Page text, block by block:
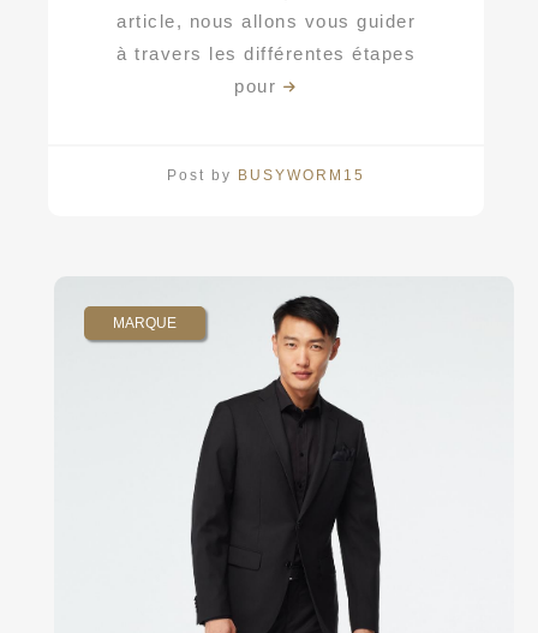
article, nous allons vous guider
à travers les différentes étapes
pour
Post by BUSYWORM15
MARQUE